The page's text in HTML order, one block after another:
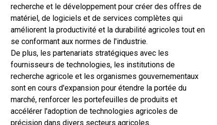
recherche et le développement pour créer des offres de
matériel, de logiciels et de services complètes qui
améliorent la productivité et la durabilité agricoles tout en
se conformant aux normes de l'industrie.
De plus, les partenariats stratégiques avec les
fournisseurs de technologies, les institutions de
recherche agricole et les organismes gouvernementaux
sont en cours d'expansion pour étendre la portée du
marché, renforcer les portefeuilles de produits et
accélérer l'adoption de technologies agricoles de
précision dans divers secteurs agricoles.